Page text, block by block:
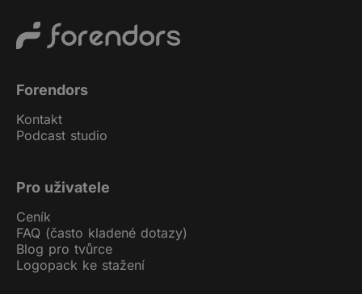
Forendors
Kontakt
Podcast studio
Pro uživatele
Ceník
FAQ (často kladené dotazy)
Blog pro tvůrce
Logopack ke stažení